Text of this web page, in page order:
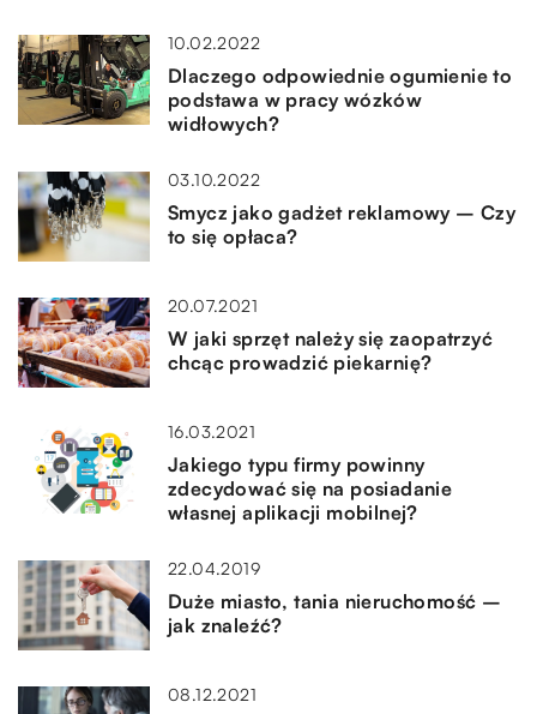
10.02.2022
Dlaczego odpowiednie ogumienie to
podstawa w pracy wózków
widłowych?
03.10.2022
Smycz jako gadżet reklamowy – Czy
to się opłaca?
20.07.2021
W jaki sprzęt należy się zaopatrzyć
chcąc prowadzić piekarnię?
16.03.2021
Jakiego typu firmy powinny
zdecydować się na posiadanie
własnej aplikacji mobilnej?
22.04.2019
Duże miasto, tania nieruchomość –
jak znaleźć?
08.12.2021